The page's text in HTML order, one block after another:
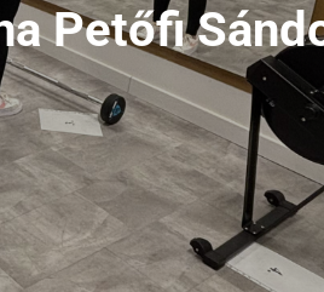
Petőfi